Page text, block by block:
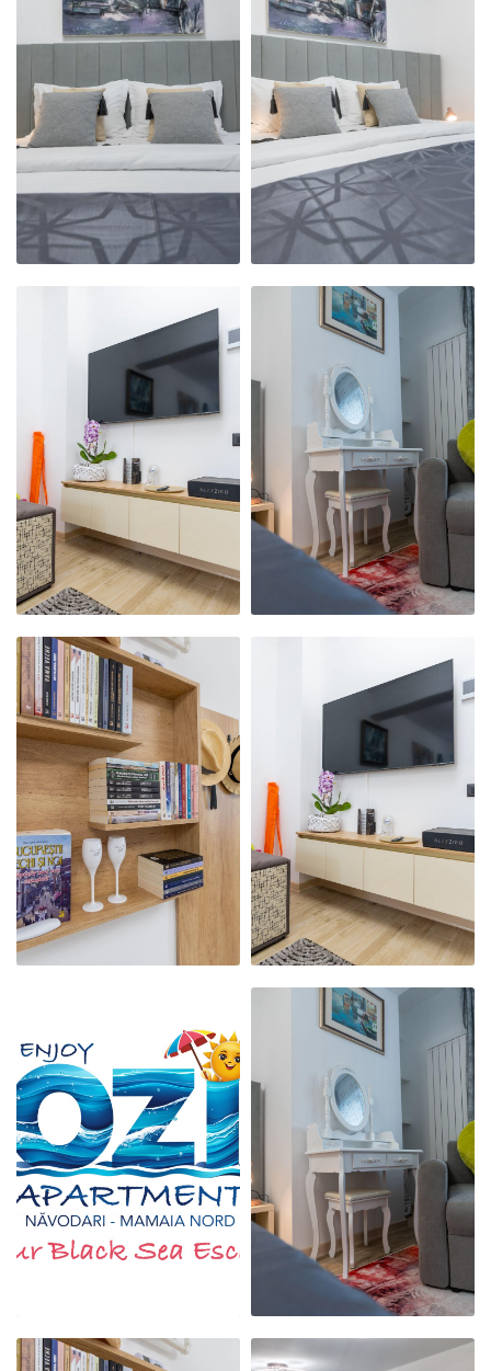
NOSTRU
MODERN,
PRIMITOR ȘI
CURAT
NOSTRU
MODERN,
PRIMITOR ȘI
CURAT
APARTAMENTUL
NOSTRU
MODERN,
PRIMITOR ȘI
CURAT
APARTAMENTUL
NOSTRU
MODERN,
PRIMITOR ȘI
CURAT
APARTAMENTUL
NOSTRU
MODERN,
PRIMITOR ȘI
CURAT
APARTAMENTUL
NOSTRU
MODERN,
PRIMITOR ȘI
CURAT
APARTAMENTUL
NOSTRU
MODERN,
PRIMITOR ȘI
CURAT
APARTAMENTUL
NOSTRU
MODERN,
PRIMITOR ȘI
CURAT